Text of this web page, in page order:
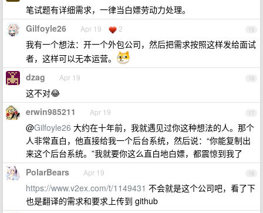
笔试题有详细需求，一律当白嫖劳动力处理。
15
Gilfoyle26 Apr 19 2
我有一个想法：开一个外包公司，然后把需求按照这样发给面试
者，这样可以无本运营。
16
dzag Apr 19
这不对😂
17
erwin985211 Apr 19
@Gilfoyle26 大约在十年前，我就遇见过你这种想法的人。那个
人非常直白，他直接给我一个后台系统，然后说：“你能复制出
来这个后台系统。”我就要你这么直白地白嫖，都震惊到我了
18
PolarBears Apr 19
https://www.v2ex.com/t/1149431 不会就是这个公司吧，看了下
也是翻译的需求和要求上传到 github